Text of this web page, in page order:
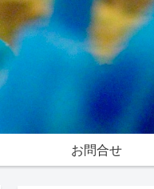
お問合せ